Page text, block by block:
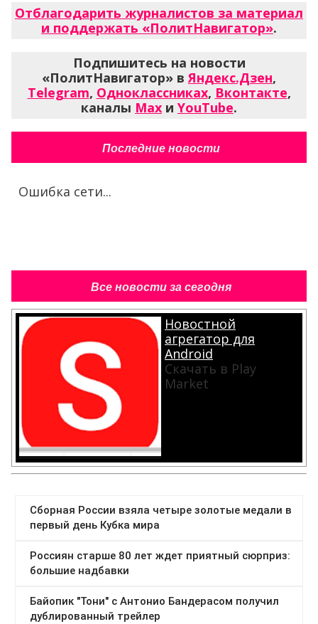
Отблагодарить журналистов за материал
и поддержать «ПолитНавигатор».
Подпишитесь на новости
«ПолитНавигатор» вЯндекс.Дзен,
Telegram, Одноклассниках, Вконтакте,
каналы Max и YouTube.
Последние новости
Ошибка сети...
Все новости за сегодня
Новостной
агрегатор для
Android
Скачать в Play
Market